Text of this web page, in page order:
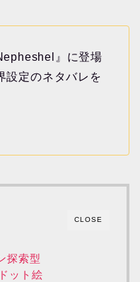
』に登場
設定のネタバレを
CLOSE
探索型
ット絵